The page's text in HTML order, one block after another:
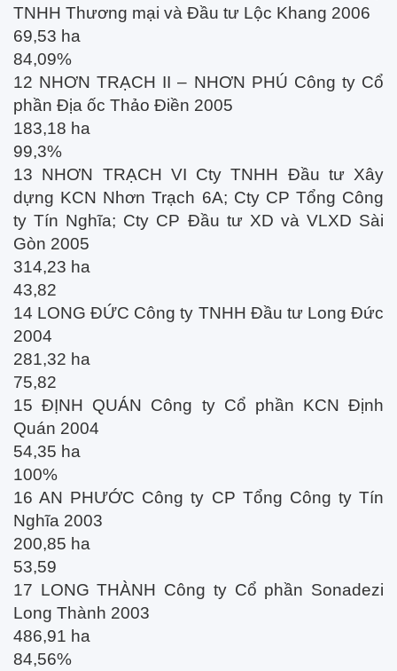
TNHH Thương mại và Đầu tư Lộc Khang 2006
69,53 ha
84,09%
12 NHƠN TRẠCH II – NHƠN PHÚ Công ty Cổ
phần Địa ốc Thảo Điền 2005
183,18 ha
99,3%
13 NHƠN TRẠCH VI Cty TNHH Đầu tư Xây
dựng KCN Nhơn Trạch 6A; Cty CP Tổng Công
ty Tín Nghĩa; Cty CP Đầu tư XD và VLXD Sài
Gòn 2005
314,23 ha
43,82
14 LONG ĐỨC Công ty TNHH Đầu tư Long Đức
2004
281,32 ha
75,82
15 ĐỊNH QUÁN Công ty Cổ phần KCN Định
Quán 2004
54,35 ha
100%
16 AN PHƯỚC Công ty CP Tổng Công ty Tín
Nghĩa 2003
200,85 ha
53,59
17 LONG THÀNH Công ty Cổ phần Sonadezi
Long Thành 2003
486,91 ha
84,56%